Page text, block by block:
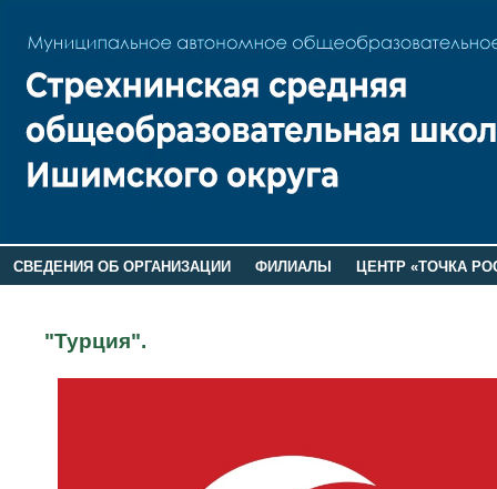
СВЕДЕНИЯ ОБ ОРГАНИЗАЦИИ ФИЛИАЛЫ
ЦЕНТР «ТОЧКА
"Турция".